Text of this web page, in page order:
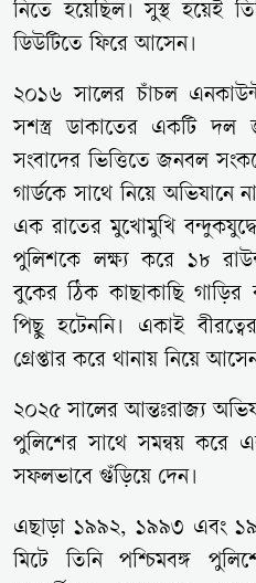
নিতে হয়েছিল। সুস্থ হয়েই
ডিউটিতে ফিরে আসেন।
২০১৬ সালের চাঁচল
সশস্ত্র ডাকাতের একটি
সংবাদের ভিত্তিতে জনবল
গার্ডকে সাথে নিয়ে অভিযানে
এক রাতের মুখোমুখি
পুলিশকে লক্ষ্য করে ১৮
বুকের ঠিক কাছাকাছি
পিছু হটেননি। একাই
গ্রেপ্তার করে থানায় নিয়ে
২০২৫ সালের আন্তঃরাজ্য
পুলিশের সাথে সমন্বয় করে
সফলভাবে গুঁড়িয়ে দেন।
এছাড়া ১৯৯২, ১৯৯৩ এবং
মিটে তিনি পশ্চিমবঙ্গ